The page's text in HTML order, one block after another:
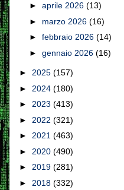
► aprile 2026 (13)
► marzo 2026 (16)
► febbraio 2026 (14)
► gennaio 2026 (16)
► 2025 (157)
► 2024 (180)
► 2023 (413)
► 2022 (321)
► 2021 (463)
► 2020 (490)
► 2019 (281)
► 2018 (332)